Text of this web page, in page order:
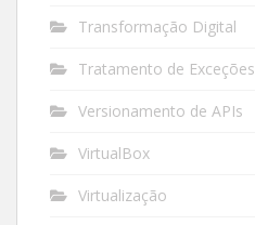
Transformação Digital
Tratamento de Exceções
Versionamento de APIs
VirtualBox
Virtualização